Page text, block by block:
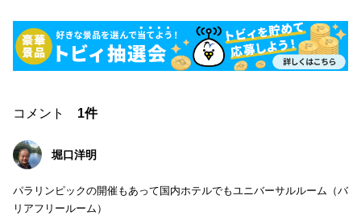
コメント 1件
堀口洋明
パラリンピックの開催もあって国内ホテルでもユニバーサルルーム（バ
リアフリールーム）